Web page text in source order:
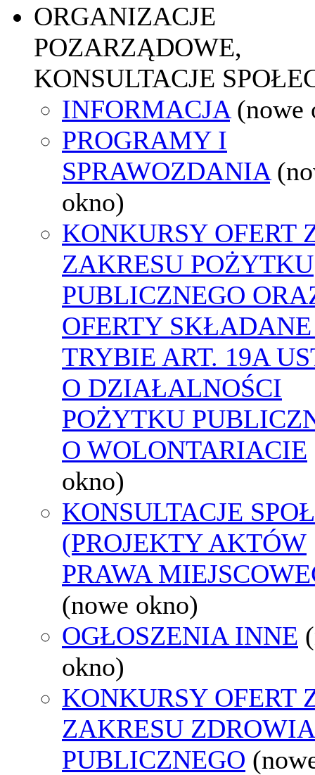
ORGANIZACJE
POZARZĄDOWE,
KONSULTACJE
INFORMACJA (nowe
PROGRAMY I
SPRAWOZDANIA
okno)
KONKURSY OFERT
ZAKRESU POŻYTKU
PUBLICZNEGO
OFERTY
TRYBIE ART. 19A
O DZIAŁALNOŚCI
POŻYTKU
O WOLONTARIACIE
okno)
KONSULTACJE
(PROJEKTY AKTÓW
PRAWA
(nowe okno)
OGŁOSZENIA INNE
okno)
KONKURSY OFERT
ZAKRESU ZDROWIA
PUBLICZNEGO